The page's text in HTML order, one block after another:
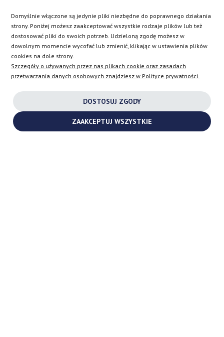
Białystok
Bydgoszcz
Ełk
Gdańsk
Warszawa
Wrocław
Gliwice
Kraków
Krosno
Lublin
Gorzów Wielkopolski
Mielec
Olsztyn
Opole
Domyślnie włączone są jedynie pliki niezbędne do poprawnego działania
strony. Poniżej możesz zaakceptować wszystkie rodzaje plików lub też
dostosować pliki do swoich potrzeb. Udzieloną zgodę możesz w
dowolnym momencie wycofać lub zmienić, klikając w ustawienia plików
cookies na dole strony.
Szczegóły o używanych przez nas plikach cookie oraz zasadach
przetwarzania danych osobowych znajdziesz w Polityce prywatności.
DOSTOSUJ ZGODY
ZAAKCEPTUJ WSZYSTKIE